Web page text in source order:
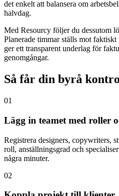
det enkelt att balansera om
halvdag.
Med Resourcy följer du dessutom
Planerade timmar ställs mot
ger ett transparent underlag för
genomgångar.
Så får din byrå
01
Lägg in teamet med roller
Registrera designers, copywriters,
roll, anställningsgrad och
några minuter.
02